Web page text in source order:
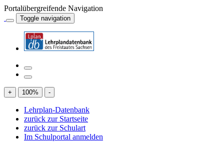
Portalübergreifende Navigation
Toggle navigation
+ 100% -
Lehrplan-Datenbank
zurück zur Startseite
zurück zur Schulart
Im Schulportal anmelden